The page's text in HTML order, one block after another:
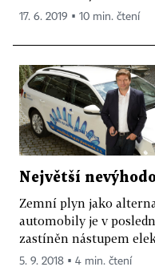
17. 6. 2019 ▪ 10 min. čtení
Největší
Zemní plyn jako
automobily je v
zastíněn nástupem
5. 9. 2018 ▪ 4 min. čtení